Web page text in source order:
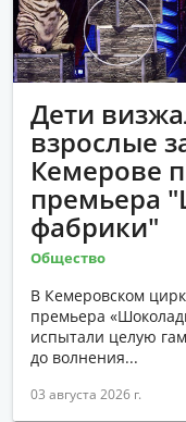
НАУКА И
ПОКУПКИ
СОЦИАЛЬНОЕ
ОБЩЕСТВО
СПЕЦПРОЕКТЫ
Дети
взрослые
Кемерове
премьера
фабрики"
Общество
В Кемеровском
премьера
испытали целую
до волнения...
03 августа 2026 г.